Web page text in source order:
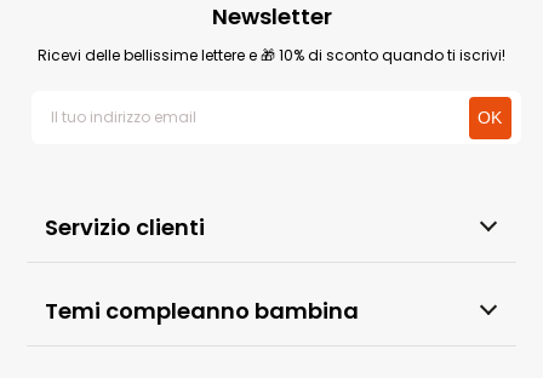
Servizio clienti
Temi compleanno bambina
Newsletter
Ricevi delle bellissime lettere e 🎁 10% di sconto quando ti iscrivi!